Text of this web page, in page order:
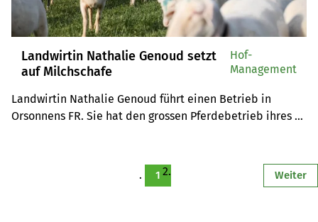
Landwirtin Nathalie Genoud setzt
auf Milchschafe
Landwirtin Nathalie Genoud führt einen Betrieb in
Orsonnens FR. Sie hat den grossen Pferdebetrieb ihres
Hof-
Management
1 Weiter